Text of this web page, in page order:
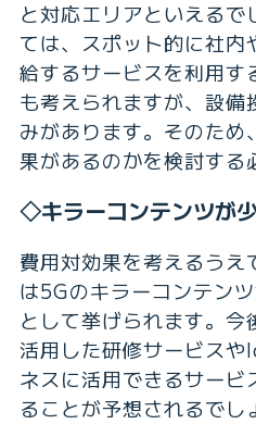
と対応エリアといえるで
ては、スポット的に社
給するサービスを利用す
も考えられますが、設備
みがあります。そのため
果があるのかを検討する
◇キラーコンテンツが
費用対効果を考えるう
は5Gのキラーコンテン
として挙げられます。今
活用した研修サービス
ネスに活用できるサービ
ることが予想されるでし